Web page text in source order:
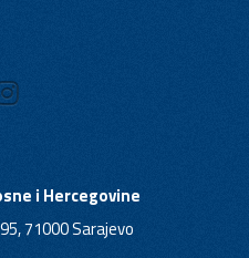
i Hercegovine
71000 Sarajevo